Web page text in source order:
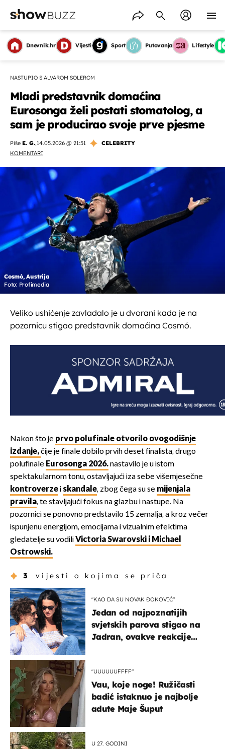
Dnevnik.hr Vijesti Sport Putovanja Lifestyle
NASTUPIO S ALVAROM SOLEROM
Mladi predstavnik domaćina
Eurosonga želi postati stomatolog, a
sam je producirao svoje prve pjesme
Piše E. G.,14.05.2026 @ 21:51
CELEBRITY
KOMENTARI
Cosmó, Austrija
Foto: Profimedia
Veliko ushićenje zavladalo je u dvorani kada je na
pozornicu stigao predstavnik domaćina Cosmó.
Nakon što je prvo polufinale otvorilo ovogodišnje
izdanje,čije je finale dobilo prvih deset finalista, drugo
polufinale Eurosonga 2026.nastavilo je u istom
spektakularnom tonu, ostavljajući iza sebe višemjesečne
kontroverzeiskandale, zbog čega su se mijenjala
pravila, te stavljajući fokus na glazbu i nastupe. Na
pozornici se ponovno predstavilo 15 zemalja, a kroz večer
ispunjenu energijom, emocijama i vizualnim efektima
gledatelje su vodiliVictoria Swarovski i Michael
Ostrowski.
3 vijesti o kojima se priča
"KAO DA SU NOVAK ĐOKOVIĆ"
Jedan od najpoznatijih
svjetskih parova stigao na
Jadran, ovakve reakcije
"UUUUUUFFFF"
Vau, koje noge! Ružičasti
badić istaknuo je najbolje
adute Maje Šuput
U 27. GODINI
OMOGUĆI OBAVIJESTI